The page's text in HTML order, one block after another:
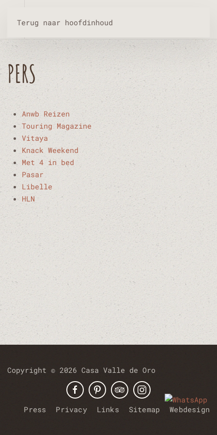
Terug naar hoofdinhoud
PERS
Anwb Reizen
Touring Magazine
Vitaya
Knack Weekend
Met 4 in bed
Pasar
Libelle
HLN
Copyright © 2026 Casa Valle de Oro
Press Privacy Links Sitemap Webdesign